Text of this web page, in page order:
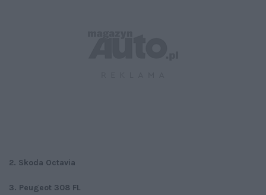
2. Skoda Octavia
3. Peugeot 308 FL